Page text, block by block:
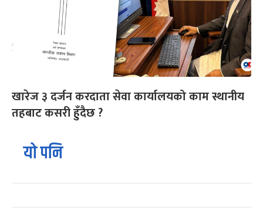
खारेज ३ दर्जन करदाता सेवा कार्यालयको काम स्थानीय
तहबाट कसरी हुँदैछ ?
यो पनि